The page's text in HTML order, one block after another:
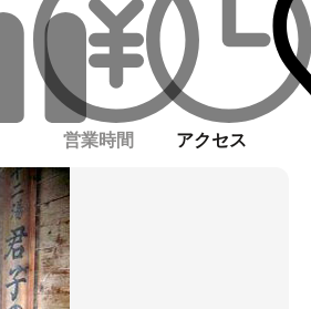
営業時間 アクセス